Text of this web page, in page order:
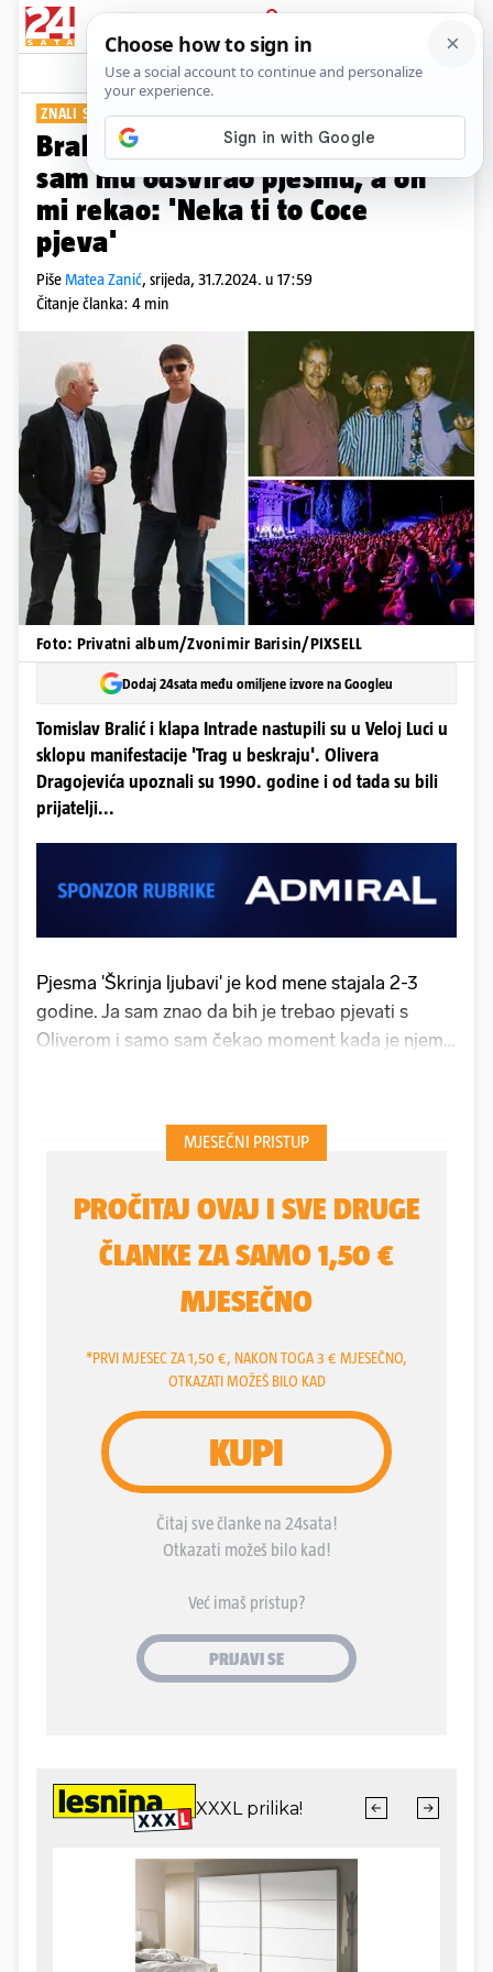
PRIJAVA
Show Komentari
ZNALI SE OD 1990. PLUS+
Bralić za 24sata o Oliveru: Ja
sam mu odsvirao pjesmu, a on
mi rekao: 'Neka ti to Coce
pjeva'
PišeMatea Zanić, srijeda, 31.7.2024. u 17:59
Čitanje članka: 4 min
Foto: Privatni album/Zvonimir Barisin/PIXSELL
Dodaj 24sata među omiljene izvore na Googleu
Tomislav Bralić i klapa Intrade nastupili su u Veloj Luci u
sklopu manifestacije 'Trag u beskraju'. Olivera
Dragojevića upoznali su 1990. godine i od tada su bili
prijatelji...
Pjesma 'Škrinja ljubavi' je kod mene stajala 2-3
godine. Ja sam znao da bih je trebao pjevati s
Oliverom i samo sam čekao moment kada je njemu
ju je poslušao i rekao - ma Tome, nek ti to Coce
piva, Coce će ti to bolje. A ja njemu da tu ne vidim
stihovi su mi bili za njega, rekao je ekskluzivno za
Tomislav Bralić o suradnji s legendarnim
Oliverom Dragojevićem.